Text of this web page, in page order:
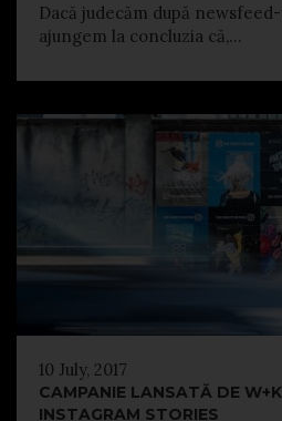
Dacă judecăm după
ajungem la concluzia că,...
10 July, 2017
CAMPANIE LANSATĂ DE
INSTAGRAM STORIES